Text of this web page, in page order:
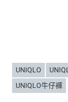
UNIQLO
UNIQLO牛仔褲